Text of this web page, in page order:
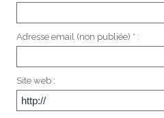
Adresse email (non publiée) * :
Site web :